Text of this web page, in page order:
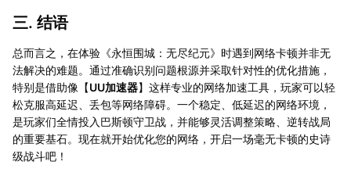
三. 结语
总而言之，在体验《永恒围城：无尽纪元》时遇到网络卡顿并非无
法解决的难题。通过准确识别问题根源并采取针对性的优化措施，
特别是借助像【UU加速器】这样专业的网络加速工具，玩家可以轻
松克服高延迟、丢包等网络障碍。一个稳定、低延迟的网络环境，
是玩家们全情投入巴斯顿守卫战，并能够灵活调整策略、逆转战局
的重要基石。现在就开始优化您的网络，开启一场毫无卡顿的史诗
级战斗吧！